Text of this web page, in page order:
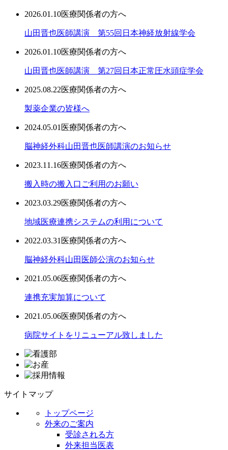
2026.01.10医療関係者の方へ
山田晋也医師講演 第55回日本神経放射線学会
2026.01.10医療関係者の方へ
山田晋也医師講演 第27回日本正常圧水頭症学会
2025.08.22医療関係者の方へ
製薬企業の皆様へ
2024.05.01 医療関係者の方へ
脳神経外科山田晋也医師講演のお知らせ
2023.11.16医療関係者の方へ
搬入時の搬入口ご利用のお願い
2023.03.29医療関係者の方へ
地域医療連携システムの利用について
2022.03.31 医療関係者の方へ
脳神経外科山田医師公演のお知らせ
2021.05.06医療関係者の方へ
連携充実加算について
2021.05.06医療関係者の方へ
病院サイトをリニューアル致しました
サイトマップ
トップページ
外来のご案内
受診される方
外来担当医表